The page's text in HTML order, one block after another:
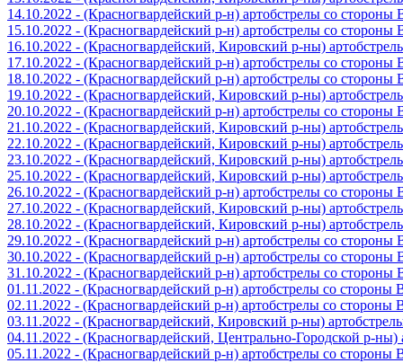
14.10.2022 - (Красногвардейский р-н) артобстрелы со
15.10.2022 - (Красногвардейский р-н) артобстрелы со
16.10.2022 - (Красногвардейский, Кировский р-ны)
17.10.2022 - (Красногвардейский р-н) артобстрелы со
18.10.2022 - (Красногвардейский р-н) артобстрелы со
19.10.2022 - (Красногвардейский, Кировский р-ны)
20.10.2022 - (Красногвардейский р-н) артобстрелы со
21.10.2022 - (Красногвардейский, Кировский р-ны)
22.10.2022 - (Красногвардейский, Кировский р-ны)
23.10.2022 - (Красногвардейский, Кировский р-ны)
25.10.2022 - (Красногвардейский, Кировский р-ны)
26.10.2022 - (Красногвардейский р-н) артобстрелы со
27.10.2022 - (Красногвардейский, Кировский р-ны)
28.10.2022 - (Красногвардейский, Кировский р-ны)
29.10.2022 - (Красногвардейский р-н) артобстрелы со
30.10.2022 - (Красногвардейский р-н) артобстрелы со
31.10.2022 - (Красногвардейский р-н) артобстрелы со
01.11.2022 - (Красногвардейский р-н) артобстрелы со стороны
02.11.2022 - (Красногвардейский р-н) артобстрелы со стороны
03.11.2022 - (Красногвардейский, Кировский р-ны)
04.11.2022 - (Красногвардейский, Центрально-Городской р-
05.11.2022 - (Красногвардейский р-н) артобстрелы со стороны